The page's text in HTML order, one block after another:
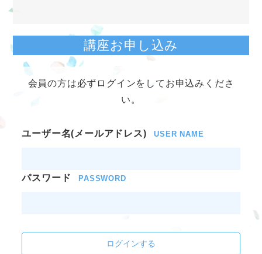
講座お申し込み
会員の方は必ずログインをしてお申込みくださ
い。
ユーザー名(メールアドレス) USER NAME
パスワード PASSWORD
ログインする